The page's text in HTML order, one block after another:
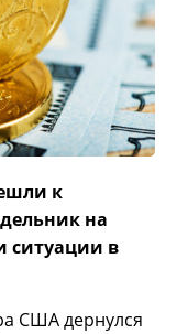
к
на
ситуации в
США дернулся